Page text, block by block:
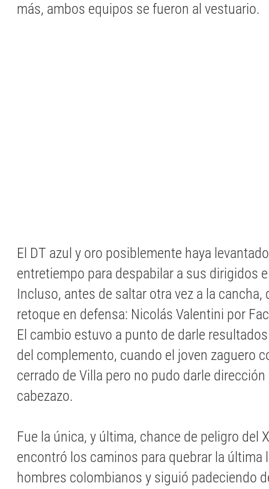
más, ambos equipos se fueron al vestuario.
El DT azul y oro posiblemente haya
entretiempo para despabilar a sus dirigidos
Incluso, antes de saltar otra vez a la cancha,
retoque en defensa: Nicolás Valentini por
El cambio estuvo a punto de darle
del complemento, cuando el joven zaguero
cerrado de Villa pero no pudo darle dirección
cabezazo.
Fue la única, y última, chance de peligro del
encontró los caminos para quebrar la última
hombres colombianos y siguió padeciendo